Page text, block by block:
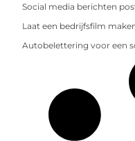
Social media berichten
Laat een bedrijfsfilm
Autobelettering voor een